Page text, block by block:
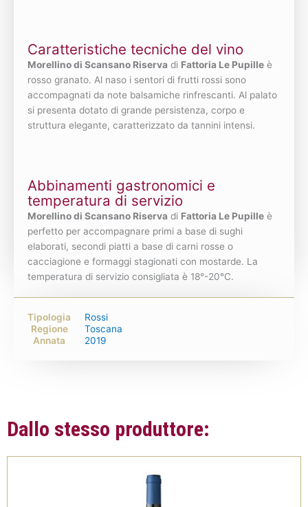
Caratteristiche tecniche del vino
Morellino di Scansano Riserva di Fattoria Le Pupille è
rosso granato. Al naso i sentori di frutti rossi sono
accompagnati da note balsamiche rinfrescanti. Al palato
si presenta dotato di grande persistenza, corpo e
struttura elegante, caratterizzato da tannini intensi.
Abbinamenti gastronomici e
temperatura di servizio
Morellino di Scansano Riserva di Fattoria Le Pupille è
perfetto per accompagnare primi a base di sughi
elaborati, secondi piatti a base di carni rosse o
cacciagione e formaggi stagionati con mostarde. La
temperatura di servizio consigliata è 18°-20°C.
Tipologia
Rossi
Regione
Toscana
Annata
2019
Dallo stesso produttore: